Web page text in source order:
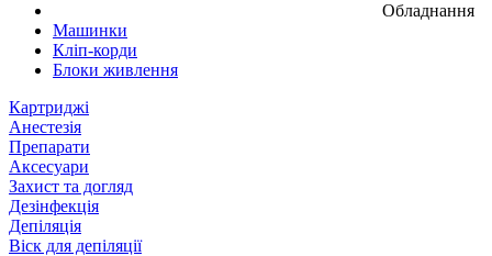
Обладнання
Машинки
Кліп-корди
Блоки живлення
Картриджі
Анестезія
Препарати
Аксесуари
Захист та догляд
Дезінфекція
Депіляція
Віск для депіляції